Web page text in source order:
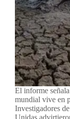
El informe
mundial vive en
Investigadores
Unidas